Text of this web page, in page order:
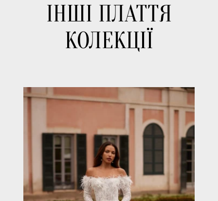
ІНШІ ПЛАТТЯ
КОЛЕКЦІЇ